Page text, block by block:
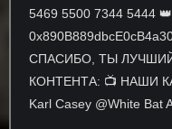
5469 5500 7344 5444
СПАСИБО, ТЫ
КОНТЕНТА: 📺 НАШИ
Karl Casey @White Bat